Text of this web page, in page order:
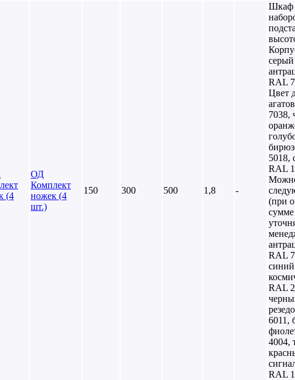
ОД
Комплект
ножек (4
шт.)
150 300 500 1,8 -
Шкаф
RAL
Цвет
7038,
5018,
RAL
Можно
(при
сумме
RAL
RAL
6011,
4004,
RAL